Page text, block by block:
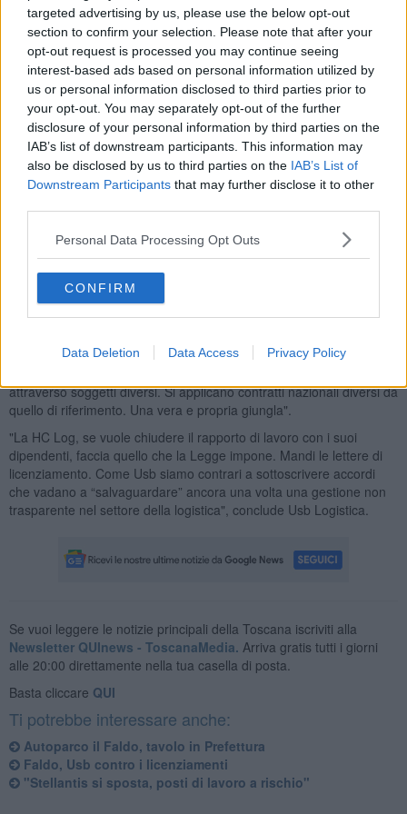
targeted advertising by us, please use the below opt-out
section to confirm your selection. Please note that after your
opt-out request is processed you may continue seeing
interest-based ads based on personal information utilized by
us or personal information disclosed to third parties prior to
your opt-out. You may separately opt-out of the further
disclosure of your personal information by third parties on the
IAB’s list of downstream participants. This information may
also be disclosed by us to third parties on the IAB’s List of
Downstream Participants that may further disclose it to other
Personal Data Processing Opt Outs
CONFIRM
Data Deletion Data Access Privacy Policy
"Nonostante l’evidente “giusta causa”, cioè la chiusura dell’appalto,
la società Hc Log non ha ancora formalizzato i licenziamenti ma ha
deciso di inviare, ai lavoratori, delle lettere di trasferimento in altre
regioni presso ipotetici appalti alternativi. - prosegue la nota - Gli
operai hanno deciso di impugnare tali trasferimenti dando la
propria disponibilità a proseguire il lavoro presso il piazzale il
Faldo.Perché, a nostro avviso, il punto è proprio questo".
"XCA deve assumersi la responsabilità di questi “licenziamenti” e
assorbire tutta la forza lavoro presente nello storico appalto. -
continua la nota - Oltre ad una responsabilità sociale esiste anche
un obbligo giuridico. In questo senso siamo venuti a conoscenza
che una parte della movimentazione esterna è stata data ad
un’altra società che sta assumendo, tramite agenzie interinali,
nuovo personale. Come mai non sono stati assorbiti questi
lavoratori? Oppure gli operai precedentemente licenziati dalla Sardi
Service?Continuiamo a denunciare una gestione opaca del sistema
di appalto all’interno del piazzale. Gestione che non ha mai tenuto
trasporti e dell’art 2112 del Codice Civile. Si cessano gli appalti
attraverso soggetti diversi. Si applicano contratti nazionali diversi da
quello di riferimento. Una vera e propria giungla".
"La HC Log, se vuole chiudere il rapporto di lavoro con i suoi
dipendenti, faccia quello che la Legge impone. Mandi le lettere di
licenziamento. Come Usb siamo contrari a sottoscrivere accordi
che vadano a “salvaguardare” ancora una volta una gestione non
trasparente nel settore della logistica", conclude Usb Logistica.
Se vuoi leggere le notizie principali della Toscana iscriviti alla
Newsletter QUInews - ToscanaMedia. Arriva gratis tutti i giorni
alle 20:00 direttamente nella tua casella di posta.
Basta cliccare QUI
Ti potrebbe interessare anche:
Autoparco il Faldo, tavolo in Prefettura
Faldo, Usb contro i licenziamenti
"Stellantis si sposta, posti di lavoro a rischio"